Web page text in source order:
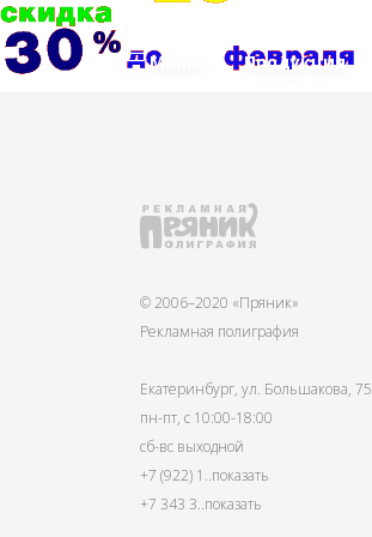
Меню Продукция
© 2006–2020 «Пряник»
Рекламная полиграфия
Екатеринбург, ул. Большакова, 75
пн-пт, с 10:00-18:00
сб-вс выходной
+7 (922) 1 ..показать
+7 343 3..показать